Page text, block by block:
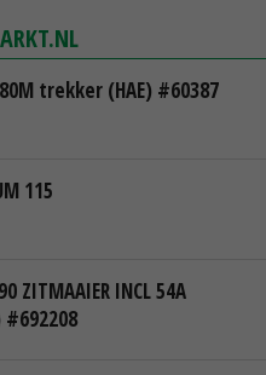
trekker (HAE) #60387
115
ZITMAAIER INCL 54A
#692208